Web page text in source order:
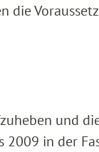
die
und
2009 in der